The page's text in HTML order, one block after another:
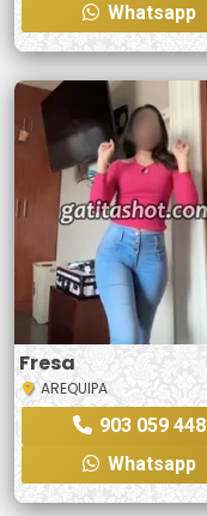
Whatsapp
Fresa
AREQUIPA
903 059 448
Whatsapp